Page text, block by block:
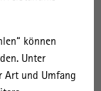
können
Unter
Art und Umfang
und für die
und schlechten
den Betrieb